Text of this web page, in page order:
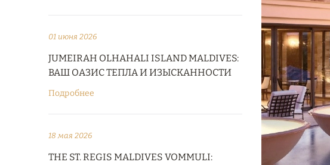
01 июня 2026
JUMEIRAH OLHAHALI ISLAND MALDIVES:
ВАШ ОАЗИС ТЕПЛА И ИЗЫСКАННОСТИ
Подробнее
18 мая 2026
THE ST. REGIS MALDIVES VOMMULI: